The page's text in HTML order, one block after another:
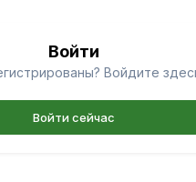
Войти
Войдите
Войти сейчас